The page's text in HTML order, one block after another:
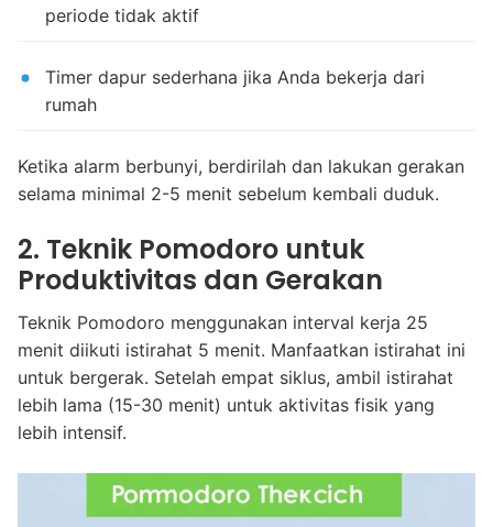
periode tidak aktif
Timer dapur sederhana jika Anda bekerja dari
rumah
Ketika alarm berbunyi, berdirilah dan lakukan gerakan
selama minimal 2-5 menit sebelum kembali duduk.
2. Teknik Pomodoro untuk
Produktivitas dan Gerakan
Teknik Pomodoro menggunakan interval kerja 25
menit diikuti istirahat 5 menit. Manfaatkan istirahat ini
untuk bergerak. Setelah empat siklus, ambil istirahat
lebih lama (15-30 menit) untuk aktivitas fisik yang
lebih intensif.